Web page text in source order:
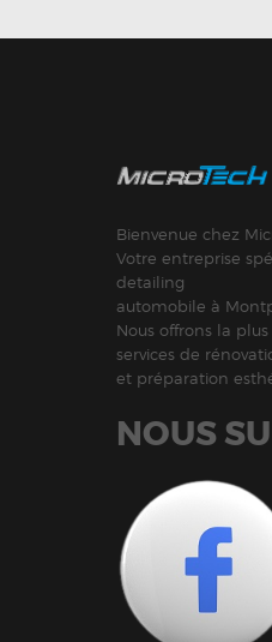
Bienvenue chez
Votre entreprise
detailing
automobile à
Nous offrons la
services de
et préparation
NOUS